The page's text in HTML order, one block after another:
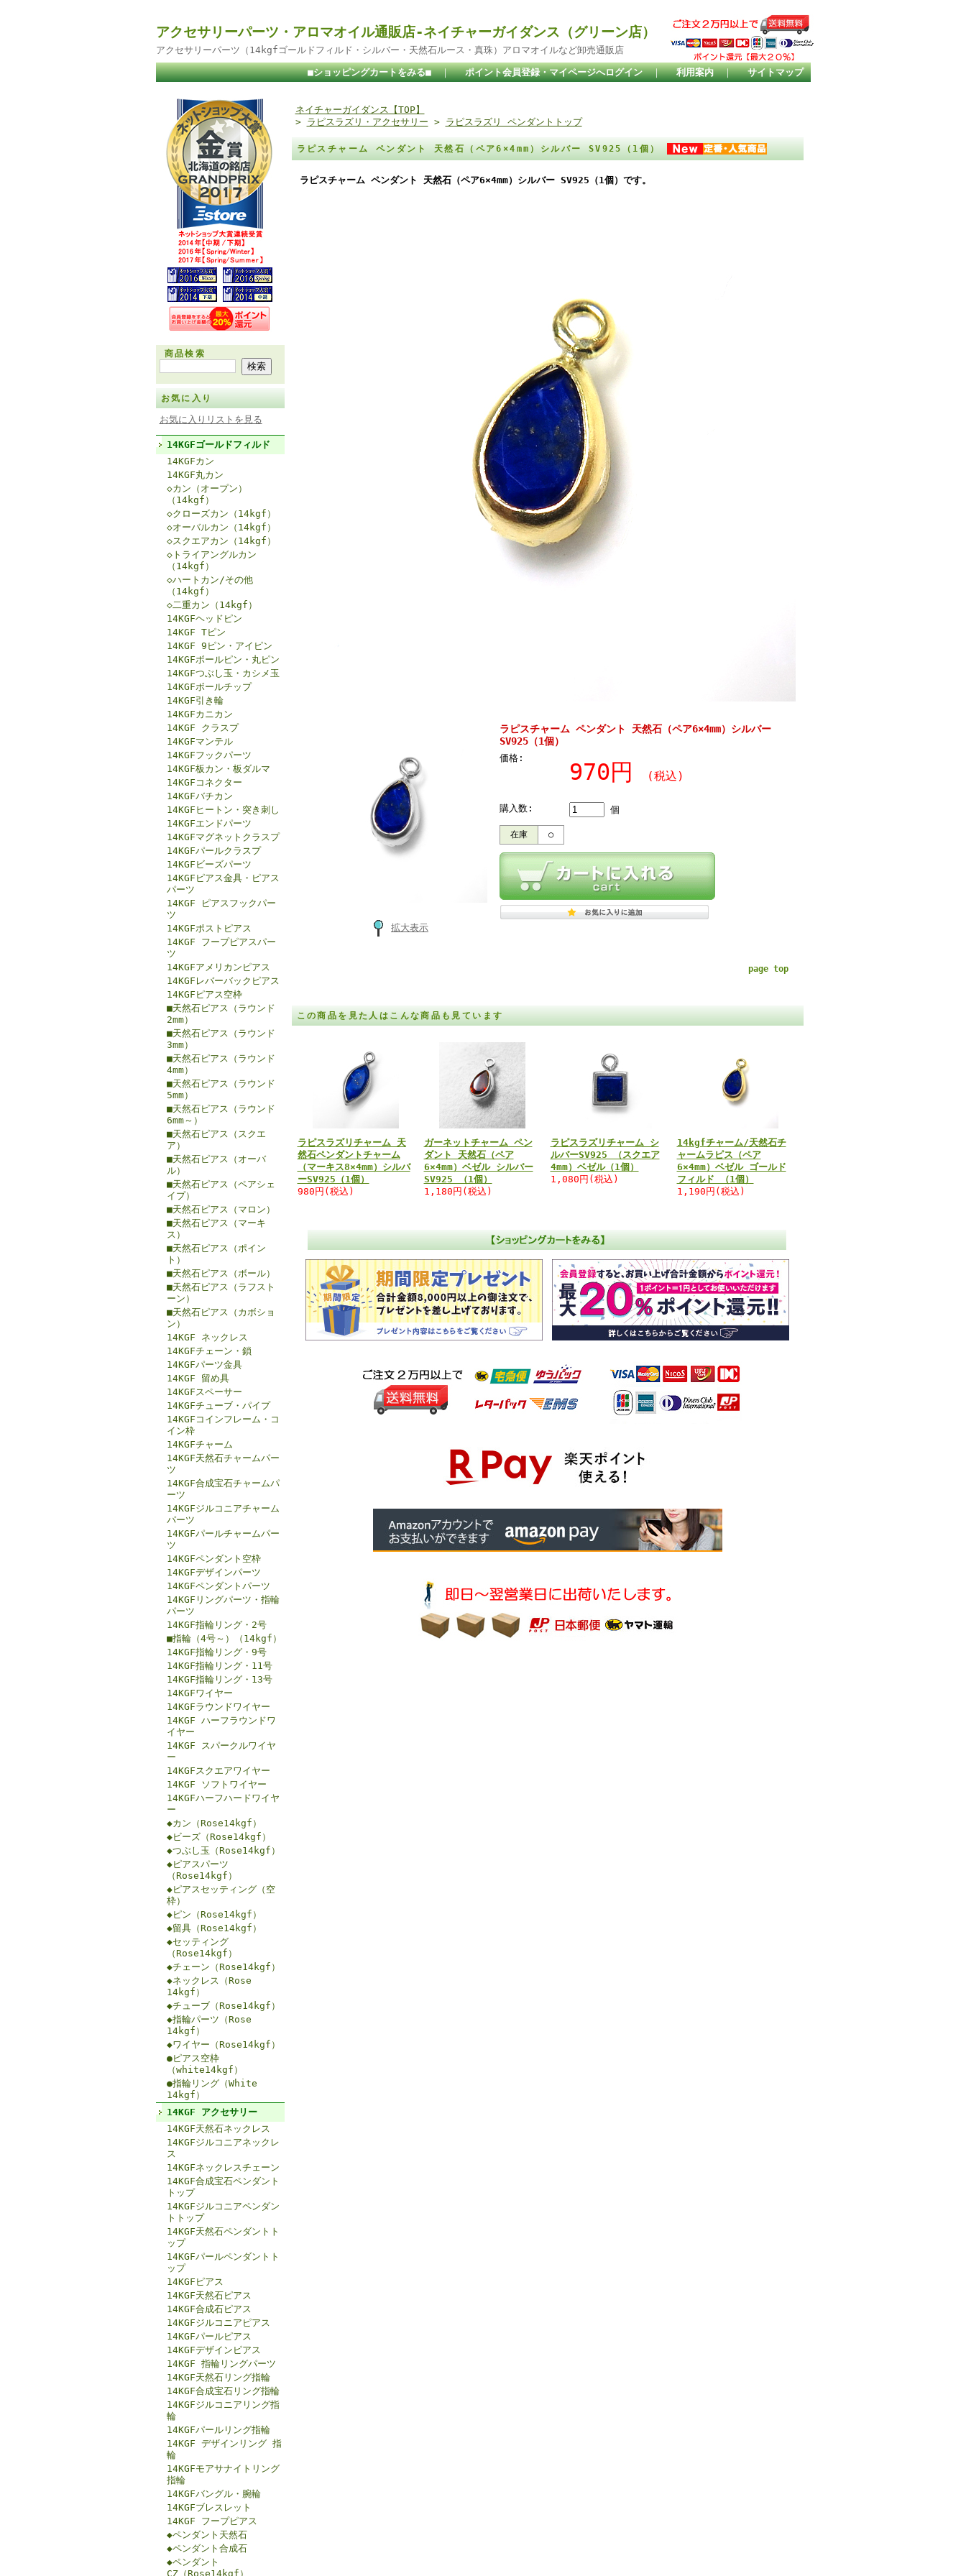
アクセサリーパーツ・アロマオイル通販店-ネイチャーガイダンス（グリーン店）
アクセサリーパーツ（14kgfゴールドフィルド・シルバー・天然石ルース・真珠）アロマオイルなど卸売通販店
■ショッピングカートをみる■ ｜ ポイント会員登録・マイページへログイン ｜ 利用案内 ｜ サイトマップ
商品検索
お気に入り
お気に入りリストを見る
14KGFゴールドフィルド
14KGFカン
14KGF丸カン
◇カン（オープン）
（14kgf）
◇クローズカン（14kgf）
◇オーバルカン（14kgf）
◇スクエアカン（14kgf）
◇トライアングルカン
（14kgf）
◇ハートカン/その他
（14kgf）
◇二重カン（14kgf）
14KGFヘッドピン
14KGF Tピン
14KGF 9ピン・アイピン
14KGFボールピン・丸ピン
14KGFつぶし玉・カシメ玉
14KGFボールチップ
14KGF引き輪
14KGFカニカン
14KGF クラスプ
14KGFマンテル
14KGFフックパーツ
14KGF板カン・板ダルマ
14KGFコネクター
14KGFバチカン
14KGFヒートン・突き刺し
14KGFエンドパーツ
14KGFマグネットクラスプ
14KGFパールクラスプ
14KGFビーズパーツ
14KGFピアス金具・ピアス
パーツ
14KGF ピアスフックパー
ツ
14KGFポストピアス
14KGF フープピアスパー
ツ
14KGFアメリカンピアス
14KGFレバーバックピアス
14KGFピアス空枠
■天然石ピアス（ラウンド
2mm）
■天然石ピアス（ラウンド
3mm）
■天然石ピアス（ラウンド
4mm）
■天然石ピアス（ラウンド
5mm）
■天然石ピアス（ラウンド
6mm～）
■天然石ピアス（スクエ
ア）
■天然石ピアス（オーバ
ル）
■天然石ピアス（ペアシェ
イプ）
■天然石ピアス（マロン）
■天然石ピアス（マーキ
ス）
■天然石ピアス（ポイン
ト）
■天然石ピアス（ボール）
■天然石ピアス（ラフスト
ーン）
■天然石ピアス（カボショ
ン）
14KGF ネックレス
14KGFチェーン・鎖
14KGFパーツ金具
14KGF 留め具
14KGFスペーサー
14KGFチューブ・パイプ
14KGFコインフレーム・コ
イン枠
14KGFチャーム
14KGF天然石チャームパー
ツ
14KGF合成宝石チャームパ
ーツ
14KGFジルコニアチャーム
パーツ
14KGFパールチャームパー
ツ
14KGFペンダント空枠
14KGFデザインパーツ
14KGFペンダントパーツ
14KGFリングパーツ・指輪
パーツ
14KGF指輪リング・2号
■指輪（4号～）（14kgf）
14KGF指輪リング・9号
14KGF指輪リング・11号
14KGF指輪リング・13号
14KGFワイヤー
14KGFラウンドワイヤー
14KGF ハーフラウンドワ
イヤー
14KGF スパークルワイヤ
ー
14KGFスクエアワイヤー
14KGF ソフトワイヤー
14KGFハーフハードワイヤ
ー
◆カン（Rose14kgf）
◆ビーズ（Rose14kgf）
◆つぶし玉（Rose14kgf）
◆ピアスパーツ
（Rose14kgf）
◆ピアスセッティング（空
枠）
◆ピン（Rose14kgf）
◆留具（Rose14kgf）
◆セッティング
（Rose14kgf）
◆チェーン（Rose14kgf）
◆ネックレス（Rose
14kgf）
◆チューブ（Rose14kgf）
◆指輪パーツ（Rose
14kgf）
◆ワイヤー（Rose14kgf）
●ピアス空枠
（white14kgf）
●指輪リング（White
14kgf）
14KGF アクセサリー
14KGF天然石ネックレス
14KGFジルコニアネックレ
ス
14KGFネックレスチェーン
14KGF合成宝石ペンダント
トップ
14KGFジルコニアペンダン
トトップ
14KGF天然石ペンダントト
ップ
14KGFパールペンダントト
ップ
14KGFピアス
14KGF天然石ピアス
14KGF合成石ピアス
14KGFジルコニアピアス
14KGFパールピアス
14KGFデザインピアス
14KGF 指輪リングパーツ
14KGF天然石リング指輪
14KGF合成宝石リング指輪
14KGFジルコニアリング指
輪
14KGFパールリング指輪
14KGF デザインリング 指
輪
14KGFモアサナイトリング
指輪
14KGFバングル・腕輪
14KGFブレスレット
14KGF フープピアス
◆ペンダント天然石
◆ペンダント合成石
◆ペンダント
CZ（Rose14kgf）
ネイチャーガイダンス【TOP】
> ラピスラズリ・アクセサリー > ラピスラズリ ペンダントトップ
ラピスチャーム ペンダント 天然石（ペア6×4mm）シルバー SV925（1個）
ラピスチャーム ペンダント 天然石（ペア6×4mm）シルバー SV925（1個）です。
拡大表示
ラピスチャーム ペンダント 天然石（ペア6×4mm）シルバー
SV925（1個）
価格:
970円 (税込)
購入数: 個
在庫 ○
page top
この商品を見た人はこんな商品も見ています
ラピスラズリチャーム 天
然石ペンダントチャーム
（マーキス8×4mm）シルバ
ーSV925（1個）
980円(税込)
ガーネットチャーム ペン
ダント 天然石（ペア
6×4mm）ベゼル シルバー
SV925 （1個）
1,180円(税込)
ラピスラズリチャーム シ
ルバーSV925 （スクエア
4mm）ベゼル（1個）
1,080円(税込)
14kgfチャーム/天然石チ
ャームラピス（ペア
6×4mm）ベゼル ゴールド
フィルド （1個）
1,190円(税込)